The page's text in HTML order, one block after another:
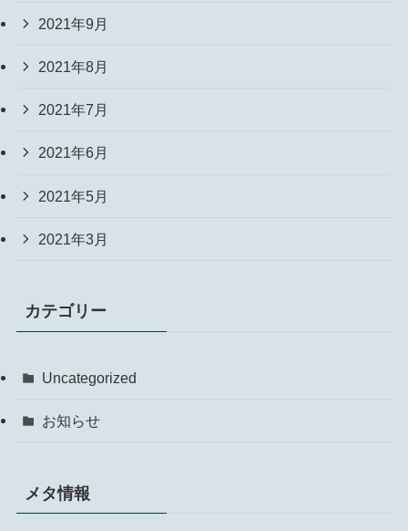
2021年9月
2021年8月
2021年7月
2021年6月
2021年5月
2021年3月
カテゴリー
Uncategorized
お知らせ
メタ情報